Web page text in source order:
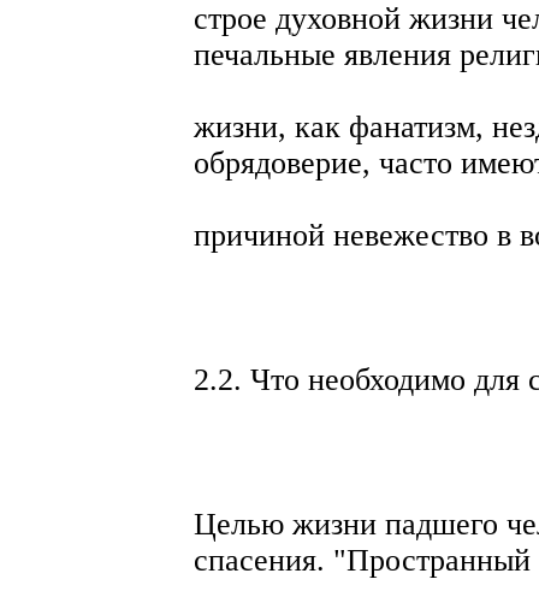
строе духовной жизни
печальные явления
жизни, как фанатизм,
обрядоверие, часто
причиной невежество в
2.2. Что необходимо для
Целью жизни падшего
спасения. "Пространный